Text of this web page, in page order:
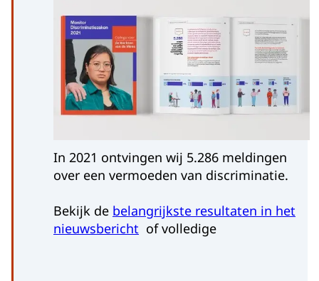
In 2021 ontvingen wij 5.286 meldingen
over een vermoeden van discriminatie.
Bekijk de belangrijkste resultaten in het
nieuwsbericht of volledige